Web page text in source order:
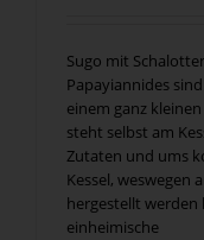
Sugo mit
Papayiannides
einem ganz
steht selbst am
Zutaten und ums
Kessel, weswegen
hergestellt werden
einheimische